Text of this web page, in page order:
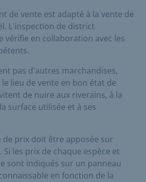
de vente est adapté à la vente de
L'inspection de district
vérifie en collaboration avec les
pas d'autres marchandises,
lieu de vente en bon état de
de nuire aux riverains, à la
surface utilisée et à ses
prix doit être apposée sur
Si les prix de chaque espèce et
sont indiqués sur un panneau
en fonction de la